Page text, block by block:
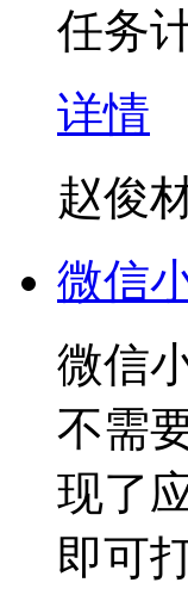
任务
详情
赵俊
微信
微信
不需
现了
即可